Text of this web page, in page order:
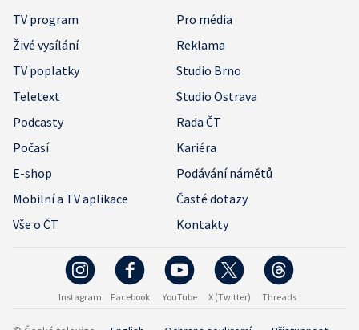
TV program
Pro média
Živé vysílání
Reklama
TV poplatky
Studio Brno
Teletext
Studio Ostrava
Podcasty
Rada ČT
Počasí
Kariéra
E-shop
Podávání námětů
Mobilní a TV aplikace
Časté dotazy
Vše o ČT
Kontakty
Instagram Facebook YouTube X (Twitter) Threads